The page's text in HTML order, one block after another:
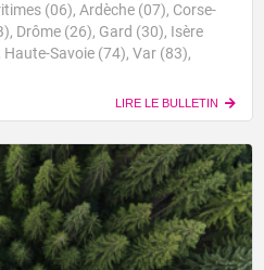
(06), Ardèche (07), Corse-
Drôme (26), Gard (30), Isère
Savoie (74), Var (83),
LIRE LE BULLETIN